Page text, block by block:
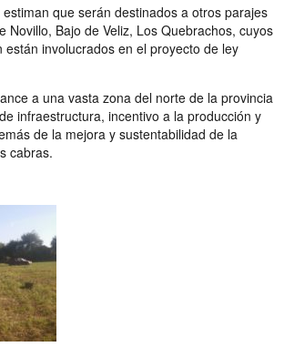
que serán destinados a otros parajes
Novillo, Bajo de Veliz, Los Quebrachos, cuyos
están involucrados en el proyecto de ley
a una vasta zona del norte de la provincia
infraestructura, incentivo a la producción y
de la mejora y sustentabilidad de la
cabras.